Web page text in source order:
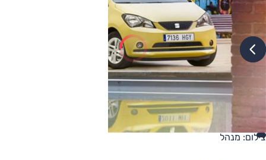
צילום: מנהל